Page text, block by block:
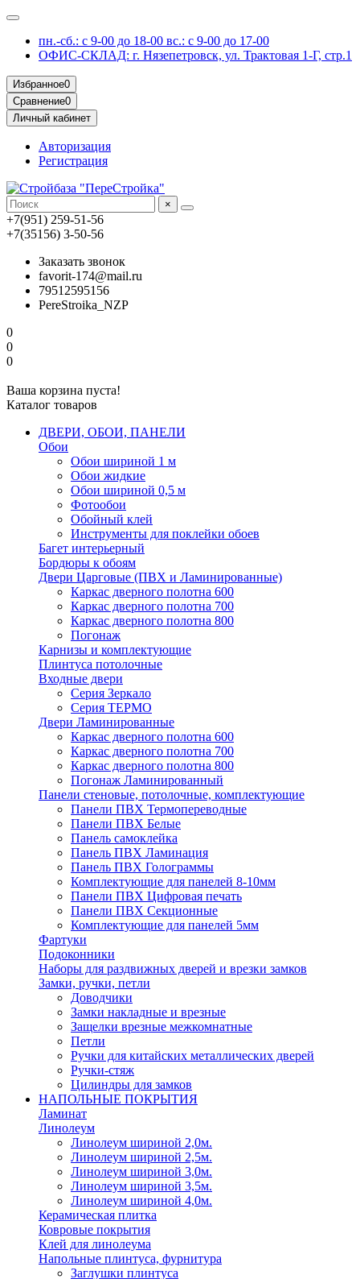
пн.-сб.: с 9-00 до 18-00 вс.: с 9-00 до 17-00
ОФИС-СКЛАД: г. Нязепетровск, ул. Трактовая 1-Г, стр.1
Избранное0
Сравнение0
Личный кабинет
Авторизация
Регистрация
×
+7(951) 259-51-56
+7(35156) 3-50-56
Заказать звонок
favorit-174@mail.ru
79512595156
PereStroika_NZP
0
0
0
Ваша корзина пуста!
Каталог товаров
ДВЕРИ, ОБОИ, ПАНЕЛИ
Обои
Обои шириной 1 м
Обои жидкие
Обои шириной 0,5 м
Фотообои
Обойный клей
Инструменты для поклейки обоев
Багет интерьерный
Бордюры к обоям
Двери Царговые (ПВХ и Ламинированные)
Каркас дверного полотна 600
Каркас дверного полотна 700
Каркас дверного полотна 800
Погонаж
Карнизы и комплектующие
Плинтуса потолочные
Входные двери
Серия Зеркало
Серия ТЕРМО
Двери Ламинированные
Каркас дверного полотна 600
Каркас дверного полотна 700
Каркас дверного полотна 800
Погонаж Ламинированный
Панели стеновые, потолочные, комплектующие
Панели ПВХ Термопереводные
Панели ПВХ Белые
Панель самоклейка
Панель ПВХ Ламинация
Панель ПВХ Голограммы
Комплектующие для панелей 8-10мм
Панели ПВХ Цифровая печать
Панели ПВХ Секционные
Комплектующие для панелей 5мм
Фартуки
Подоконники
Наборы для раздвижных дверей и врезки замков
Замки, ручки, петли
Доводчики
Замки накладные и врезные
Защелки врезные межкомнатные
Петли
Ручки для китайских металлических дверей
Ручки-стяж
Цилиндры для замков
НАПОЛЬНЫЕ ПОКРЫТИЯ
Ламинат
Линолеум
Линолеум шириной 2,0м.
Линолеум шириной 2,5м.
Линолеум шириной 3,0м.
Линолеум шириной 3,5м.
Линолеум шириной 4,0м.
Керамическая плитка
Ковровые покрытия
Клей для линолеума
Напольные плинтуса, фурнитура
Заглушки плинтуса